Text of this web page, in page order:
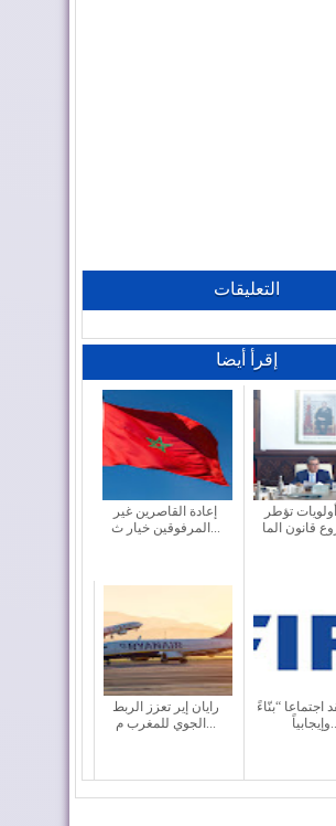
التعليقات
إقرأ أيضا
إعادة القاصرين غير
المرفوقين خيار ث...
أولويات تؤطر
رايان إير تعزز الربط
الجوي للمغرب م...
اجتماعا “بنّاءً